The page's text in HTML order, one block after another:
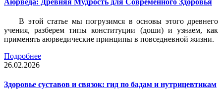
В этой статье мы погрузимся в основы этого древнего
учения, разберем типы конституции (доши) и узнаем, как
применять аюрведические принципы в повседневной жизни.
Подробнее
26.02.2026
Здоровье суставов и связок: гид по бадам и нутрицевтикам